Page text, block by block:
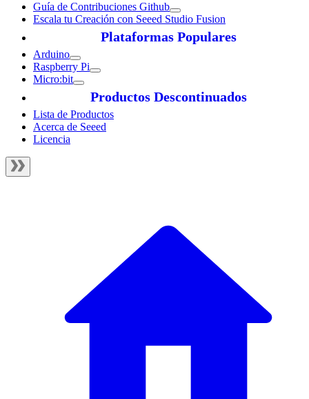
Guía de Contribuciones Github
Escala tu Creación con Seeed Studio Fusion
Plataformas Populares
Arduino
Raspberry Pi
Micro:bit
Productos Descontinuados
Lista de Productos
Acerca de Seeed
Licencia